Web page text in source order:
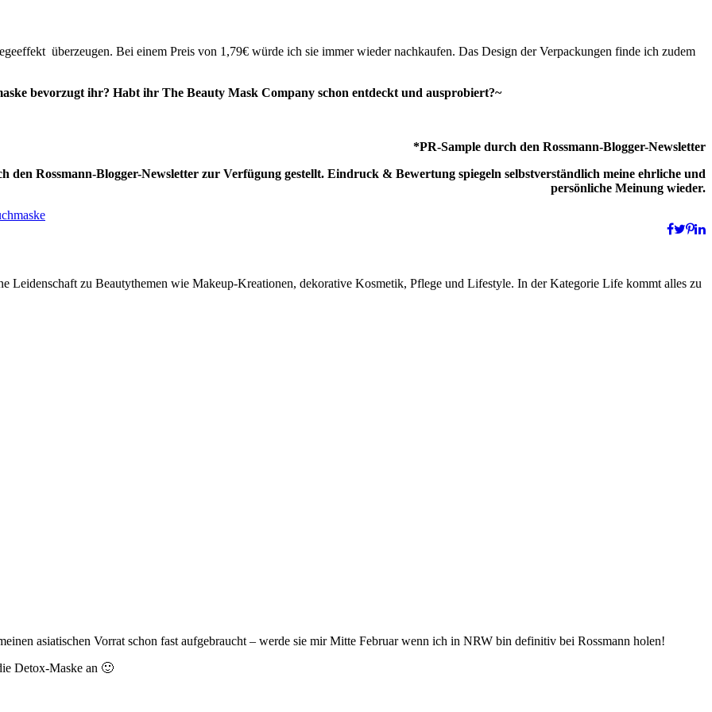
überzeugen. Bei einem Preis von 1,79€ würde ich sie immer wieder nachkaufen. Das Design der Verpackungen finde ich zudem
bevorzugt ihr? Habt ihr The Beauty Mask Company schon entdeckt und ausprobiert?~
*PR-Sample durch den Rossmann-Blogger-Newsletter
Rossmann-Blogger-Newsletter zur Verfügung gestellt. Eindruck & Bewertung spiegeln selbstverständlich meine ehrliche und
persönliche Meinung wieder.
Leidenschaft zu Beautythemen wie Makeup-Kreationen, dekorative Kosmetik, Pflege und Lifestyle. In der Kategorie Life kommt alles zu
asiatischen Vorrat schon fast aufgebraucht – werde sie mir Mitte Februar wenn ich in NRW bin definitiv bei Rossmann holen!
Detox-Maske an 🙂